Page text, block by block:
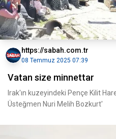
https://sabah.com.tr
08 Temmuz 2025 07:39
Vatan size minnettar
Irak'ın kuzeyindeki Pençe Kilit
Üsteğmen Nuri Melih Bozkurt'